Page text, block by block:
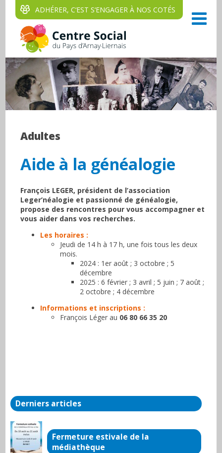
ADHÉRER, C‘EST S‘ENGAGER À NOS COTÉS
Adultes
Aide à la généalogie
François LEGER, président de l’association
Leger’néalogie et passionné de généalogie,
propose des rencontres pour vous accompagner et
vous aider dans vos recherches.
Les horaires :
Jeudi de 14 h à 17 h, une fois tous les deux
mois.
2024 : 1er août ; 3 octobre ; 5
décembre
2025 : 6 février ; 3 avril ; 5 juin ; 7 août ;
2 octobre ; 4 décembre
Informations et inscriptions :
François Léger au 06 80 66 35 20
Derniers articles
Fermeture estivale de la
médiathèque